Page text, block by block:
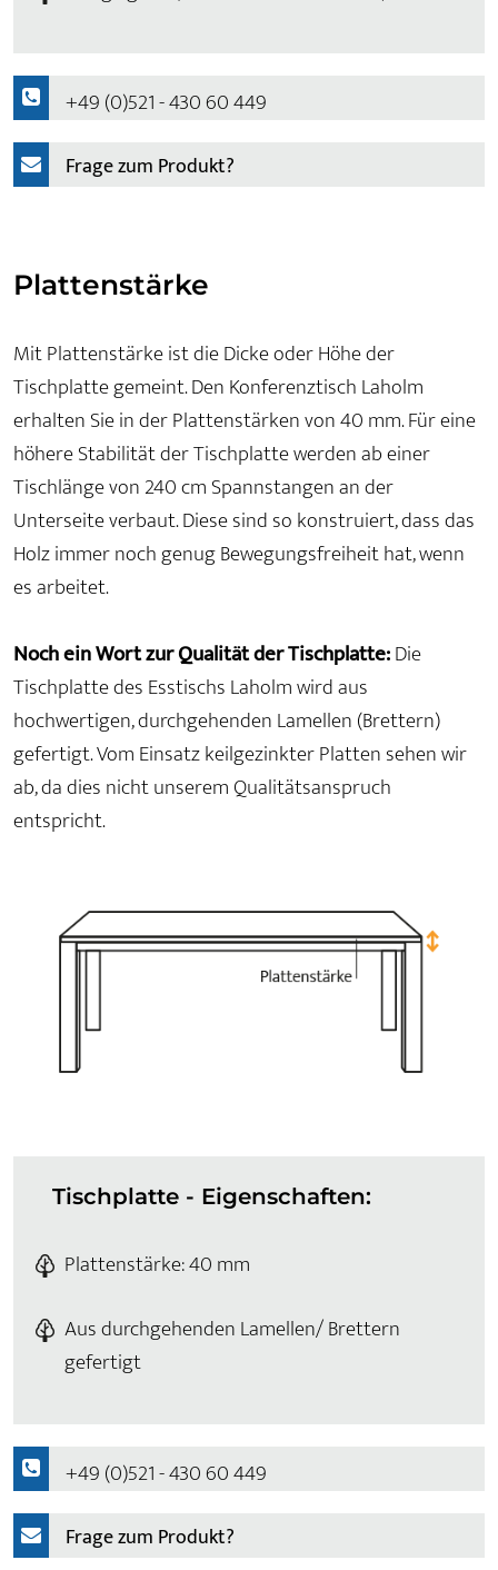
+49 (0)521 - 430 60 449
Frage zum Produkt?
Plattenstärke
Mit Plattenstärke ist die Dicke oder Höhe der
Tischplatte gemeint. Den Konferenztisch Laholm
erhalten Sie in der Plattenstärken von 40 mm. Für eine
höhere Stabilität der Tischplatte werden ab einer
Tischlänge von 240 cm Spannstangen an der
Unterseite verbaut. Diese sind so konstruiert, dass das
Holz immer noch genug Bewegungsfreiheit hat, wenn
es arbeitet.
Noch ein Wort zur Qualität der Tischplatte:Die
Tischplatte des Esstischs Laholm wird aus
hochwertigen, durchgehenden Lamellen (Brettern)
gefertigt. Vom Einsatz keilgezinkter Platten sehen wir
ab, da dies nicht unserem Qualitätsanspruch
entspricht.
Tischplatte - Eigenschaften:
Plattenstärke: 40 mm
Aus durchgehenden Lamellen/ Brettern
gefertigt
+49 (0)521 - 430 60 449
Frage zum Produkt?